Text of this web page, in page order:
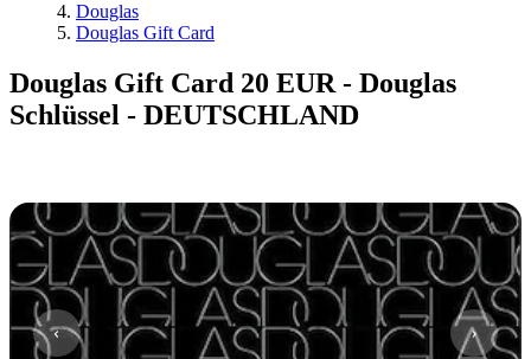
Douglas
Douglas Gift Card
Douglas Gift Card 20 EUR - Douglas
Schlüssel - DEUTSCHLAND